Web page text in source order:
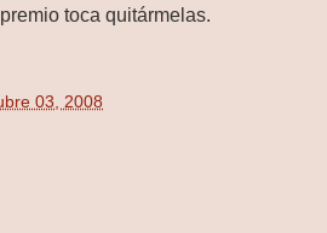
toca quitármelas.
03, 2008